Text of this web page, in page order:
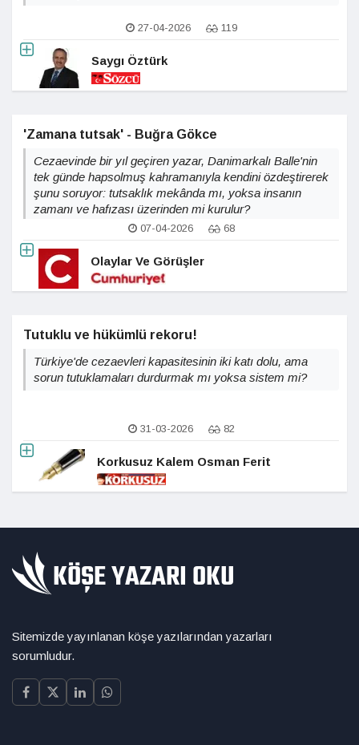
27-04-2026 119
Saygı Öztürk
'Zamana tutsak' - Buğra Gökce
Cezaevinde bir yıl geçiren yazar, Danimarkalı Balle'nin
tek günde hapsolmuş kahramanıyla kendini özdeştirerek
şunu soruyor: tutsaklık mekânda mı, yoksa insanın
zamanı ve hafızası üzerinden mi kurulur?
07-04-2026 68
Olaylar Ve Görüşler
Tutuklu ve hükümlü rekoru!
Türkiye'de cezaevleri kapasitesinin iki katı dolu, ama
sorun tutuklamaları durdurmak mı yoksa sistem mi?
31-03-2026 82
Korkusuz Kalem Osman Ferit
Sitemizde yayınlanan köşe yazılarından yazarları
sorumludur.